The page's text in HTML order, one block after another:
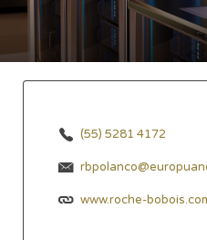
(55) 5281 4172
www.roche-